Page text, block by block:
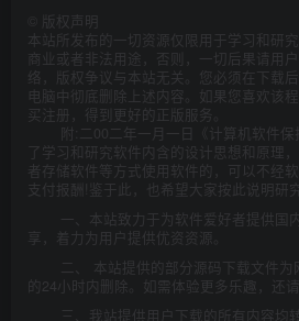
版权声明
本站所发布的一切资源仅限用于学习和研
商业或者非法用途，否则，一切后果请用
络，版权争议与本站无关。您必须在下载
电脑中彻底删除上述内容。如果您喜欢该
买注册，得到更好的正版服务。
附:二00二年一月一日《计算机软件
了学习和研究软件内含的设计思想和原理
者存储软件等方式使用软件的，可以不经
支付报酬!鉴于此，也希望大家按此说明研
一、本站致力于为软件爱好者提供国
享，着力为用户提供优资资源。
二、 本站提供的部分源码下载文件
的24小时内删除。如需体验更多乐趣，还请
三、我站提供用户下载的所有内容均